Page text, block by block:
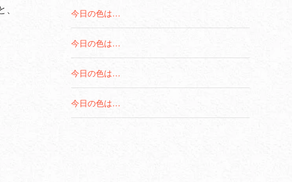
今日の色は…
今日の色は…
今日の色は…
今日の色は…